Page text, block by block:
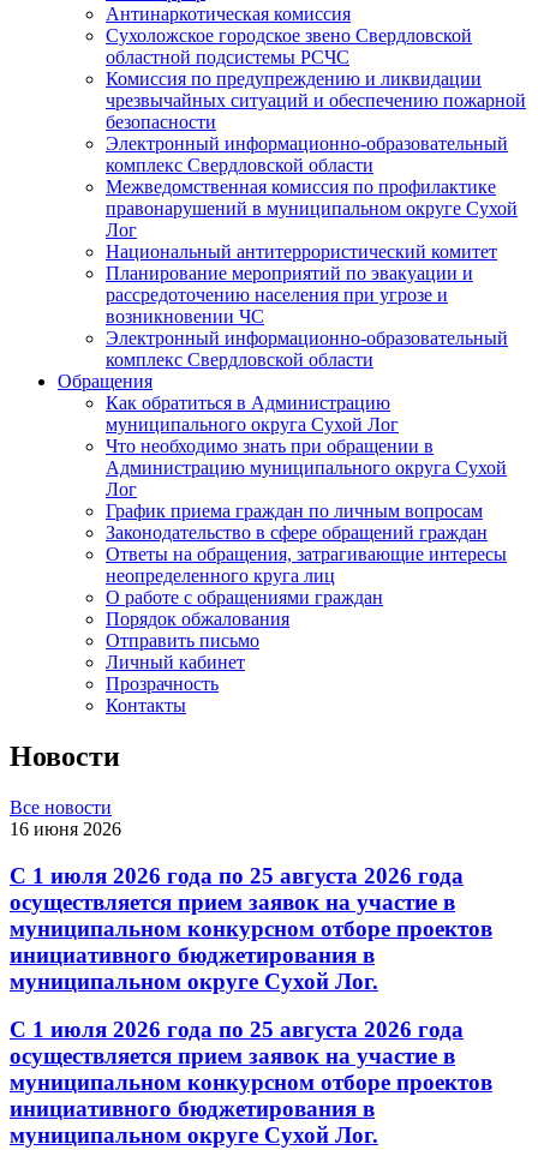
Антинаркотическая комиссия
Сухоложское городское звено Свердловской
областной подсистемы РСЧС
Комиссия по предупреждению и ликвидации
чрезвычайных ситуаций и обеспечению пожарной
безопасности
Электронный информационно-образовательный
комплекс Cвердловской области
Межведомственная комиссия по профилактике
правонарушений в муниципальном округе Сухой
Лог
Национальный антитеррористический комитет
Планирование мероприятий по эвакуации и
рассредоточению населения при угрозе и
возникновении ЧС
Электронный информационно-образовательный
комплекс Свердловской области
Обращения
Как обратиться в Администрацию
муниципального округа Сухой Лог
Что необходимо знать при обращении в
Администрацию муниципального округа Сухой
Лог
График приема граждан по личным вопросам
Законодательство в сфере обращений граждан
Ответы на обращения, затрагивающие интересы
неопределенного круга лиц
О работе с обращениями граждан
Порядок обжалования
Отправить письмо
Личный кабинет
Прозрачность
Контакты
Новости
Все новости
16 июня 2026
С 1 июля 2026 года по 25 августа 2026 года
осуществляется прием заявок на участие в
муниципальном конкурсном отборе проектов
инициативного бюджетирования в
муниципальном округе Сухой Лог.
С 1 июля 2026 года по 25 августа 2026 года
осуществляется прием заявок на участие в
муниципальном конкурсном отборе проектов
инициативного бюджетирования в
муниципальном округе Сухой Лог.